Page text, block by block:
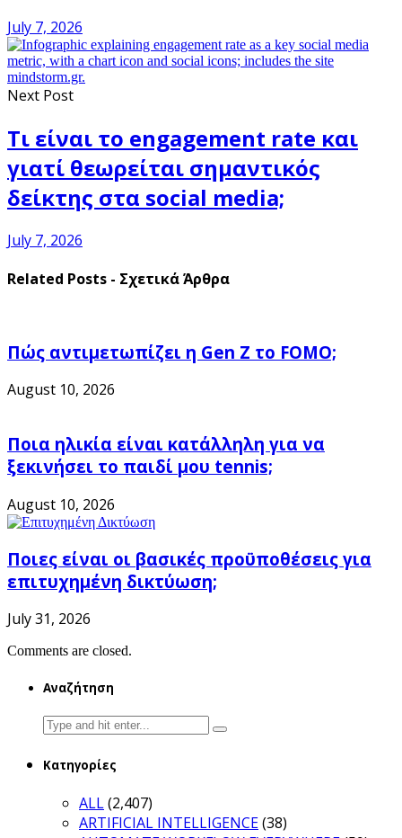
July 7, 2026
Next Post
Τι είναι το engagement rate και
γιατί θεωρείται σημαντικός
δείκτης στα social media;
July 7, 2026
Related Posts - Σχετικά Άρθρα
Πώς αντιμετωπίζει η Gen Z το FOMO;
August 10, 2026
Ποια ηλικία είναι κατάλληλη για να
ξεκινήσει το παιδί μου tennis;
August 10, 2026
Ποιες είναι οι βασικές προϋποθέσεις για
επιτυχημένη δικτύωση;
July 31, 2026
Comments are closed.
Αναζήτηση
Search
for:
Κατηγορίες
ALL(2,407)
ARTIFICIAL INTELLIGENCE(38)